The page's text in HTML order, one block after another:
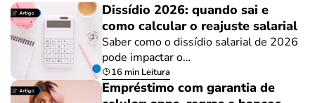
Dissídio 2026: quando sai e
como calcular o reajuste salarial
Saber como o dissídio salarial de 2026
pode impactar o…
16 min Leitura
Empréstimo com garantia de